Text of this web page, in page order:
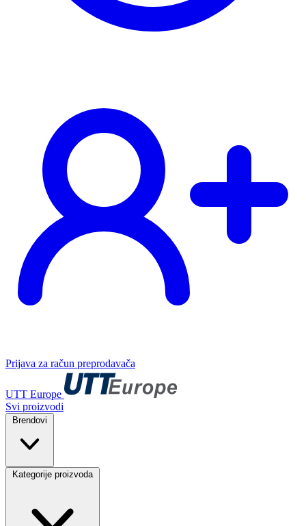
Prijava za račun preprodavača
UTT Europe
Svi proizvodi
Brendovi
Kategorije proizvoda